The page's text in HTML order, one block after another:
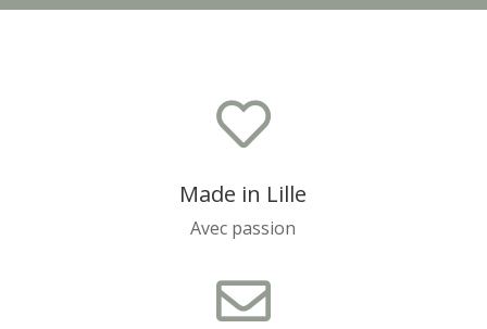

Made in Lille
Avec passion
